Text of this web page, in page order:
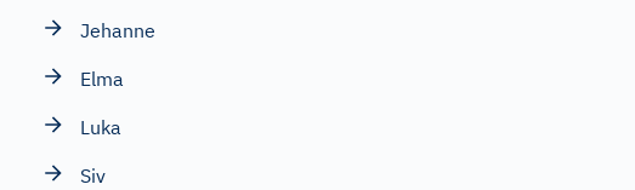
Jehanne
Elma
Luka
Siv